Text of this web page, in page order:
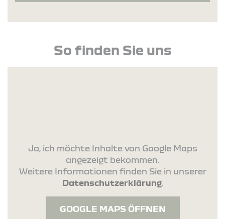
So finden Sie uns
Ja, ich möchte Inhalte von Google Maps
angezeigt bekommen.
Weitere Informationen finden Sie in unserer
Datenschutzerklärung.
GOOGLE MAPS ÖFFNEN